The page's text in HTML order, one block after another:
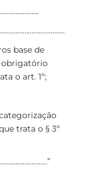
base de
obrigatório
o art. 1º;
trata o § 3º